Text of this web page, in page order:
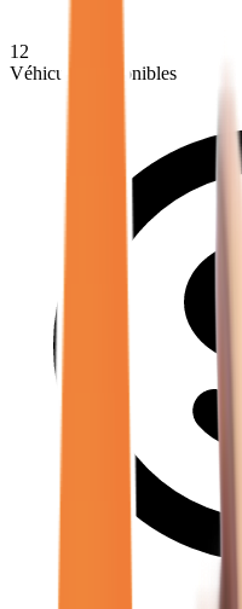
12
Véhicules disponibles